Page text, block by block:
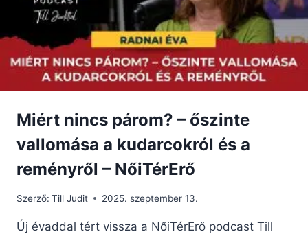
Miért nincs párom? – őszinte
vallomása a kudarcokról és a
reményről – NőiTérErő
Szerző: Till Judit 2025. szeptember 13.
Új évaddal tért vissza a NőiTérErő podcast Till